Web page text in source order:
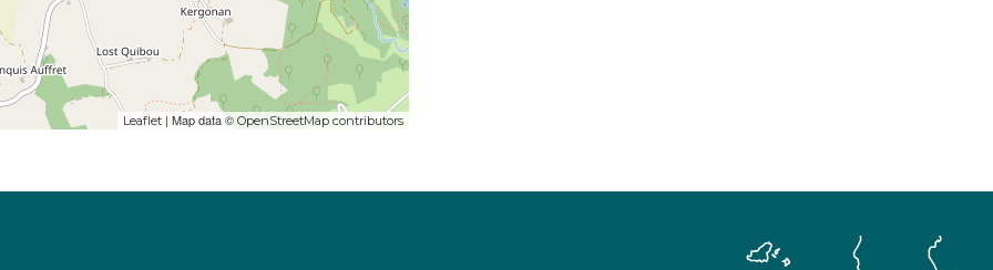
Leaflet| Map data © OpenStreetMap contributors